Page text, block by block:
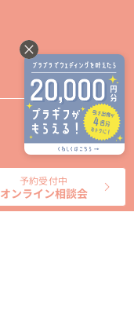
予約受付中
オンライン相談会